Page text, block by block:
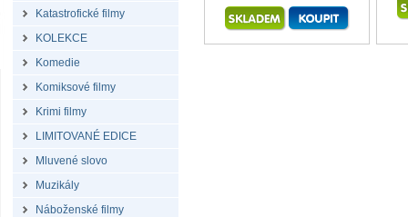
Katastrofické filmy
KOLEKCE
Komedie
Komiksové filmy
Krimi filmy
LIMITOVANÉ EDICE
Mluvené slovo
Muzikály
Náboženské filmy